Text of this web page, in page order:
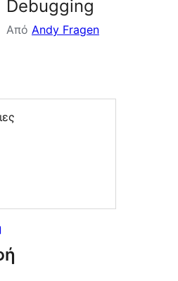
Debugging
Από Andy Fragen